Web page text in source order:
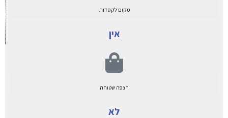
מקום לקסדות
אין
רצפה שטוחה
לא